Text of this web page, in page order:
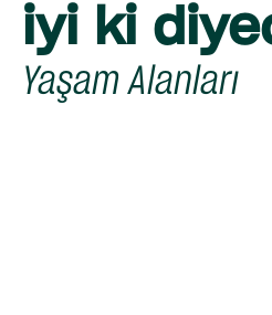
iyi ki
Yaşam Alanları